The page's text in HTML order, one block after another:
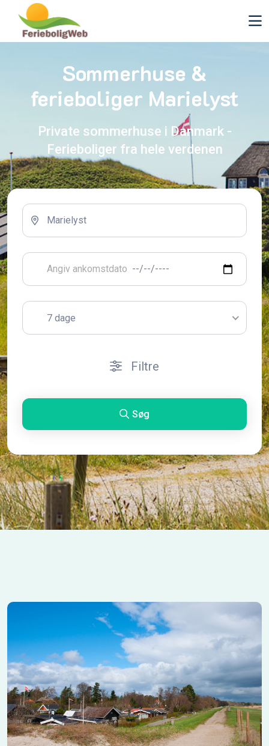
Sommerhuse &
ferieboliger Marielyst
Private sommerhuse i Danmark -
Ferieboliger fra hele verdenen
7 dage
Filtre
Søg